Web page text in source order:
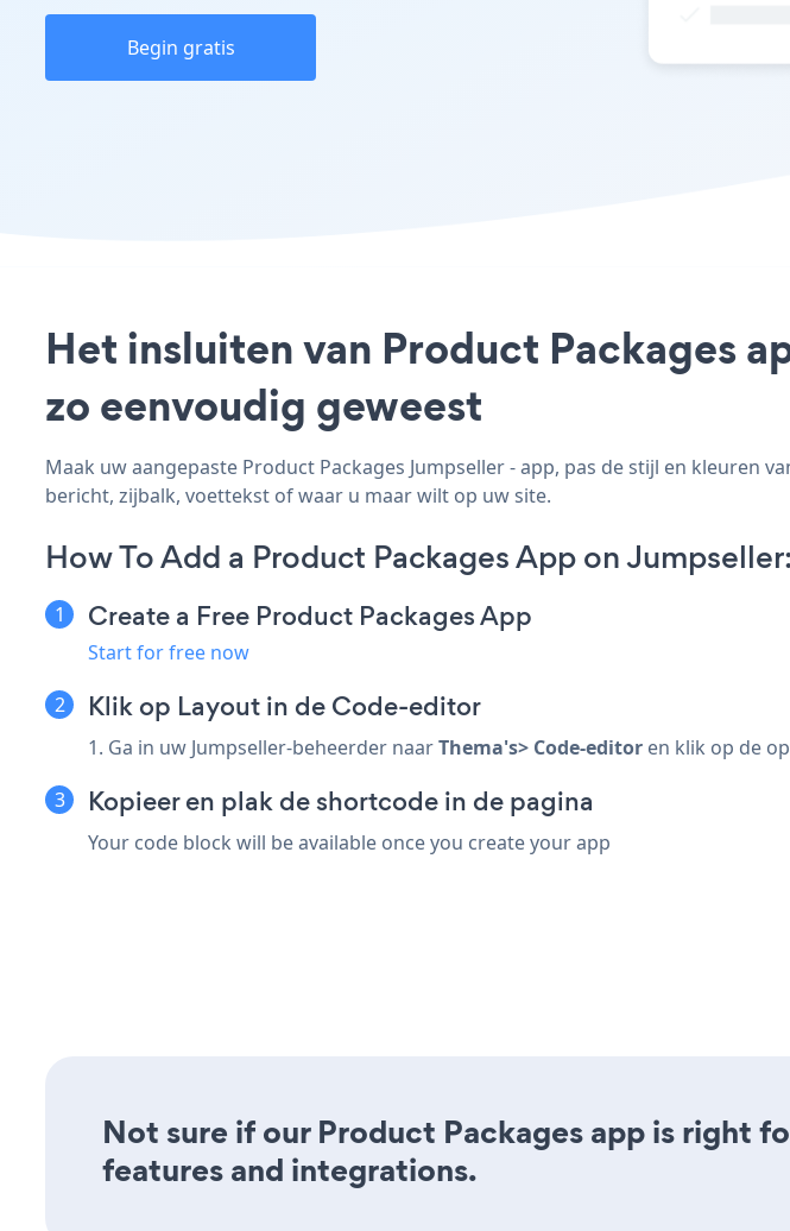
Begin gratis
Het insluiten van Product Packages
zo eenvoudig geweest
Maak uw aangepaste Product Packages Jumpseller - app, pas de stijl en kleuren
bericht, zijbalk, voettekst of waar u maar wilt op uw site.
How To Add a Product Packages App on Jumpseller:
Create a Free Product Packages App
Start for free now
Klik op Layout in de Code-editor
1. Ga in uw Jumpseller-beheerder naarThema's> Code-editor en klik op de
Kopieer en plak de shortcode in de pagina
Your code block will be available once you create your app
Not sure if our Product Packages app is right
features and integrations.